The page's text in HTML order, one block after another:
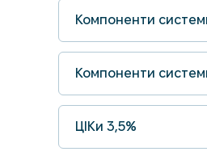
Компоненти
Компоненти
ЦІКи 3,5%